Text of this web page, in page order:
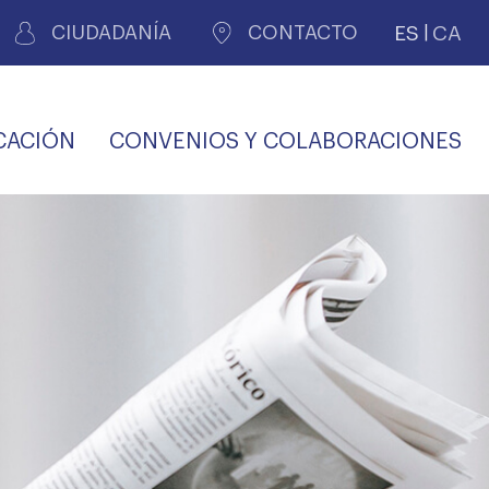
CIUDADANÍA CONTACTO ES CA
CONVENIOS Y COLABORACIONES
PERSONAL LABORAL
COMLL
SALUD Y APOYO AL
AGENCIA DE
VIDA
PROFESIONAL
OFERTAS Y
TRANSPARENCIA
TRÁMITES CONSULTA
MÉDICA